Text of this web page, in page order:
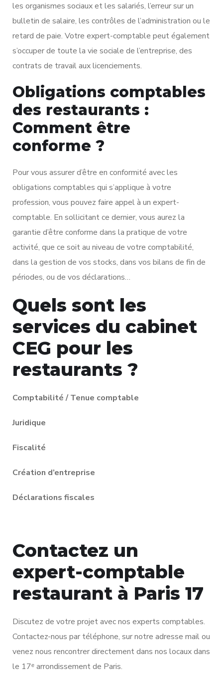
les organismes sociaux et les salariés, l’erreur sur un
bulletin de salaire, les contrôles de l’administration ou le
retard de paie. Votre expert-comptable peut également
s’occuper de toute la vie sociale de l’entreprise, des
contrats de travail aux licenciements.
Obligations comptables
des restaurants :
Comment être
conforme ?
Pour vous assurer d’être en conformité avec les
obligations comptables qui s’applique à votre
profession, vous pouvez faire appel à un expert-
comptable. En sollicitant ce dernier, vous aurez la
garantie d’être conforme dans la pratique de votre
activité, que ce soit au niveau de votre comptabilité,
dans la gestion de vos stocks, dans vos bilans de fin de
périodes, ou de vos déclarations…
Quels sont les
services du cabinet
CEG pour les
restaurants ?
Comptabilité / Tenue comptable
Juridique
Fiscalité
Création d’entreprise
Déclarations fiscales
Contactez un
expert-comptable
restaurant à Paris 17
Discutez de votre projet avec nos experts comptables.
Contactez-nous par téléphone, sur notre adresse mail ou
venez nous rencontrer directement dans nos locaux dans
le 17ᵉ arrondissement de Paris.